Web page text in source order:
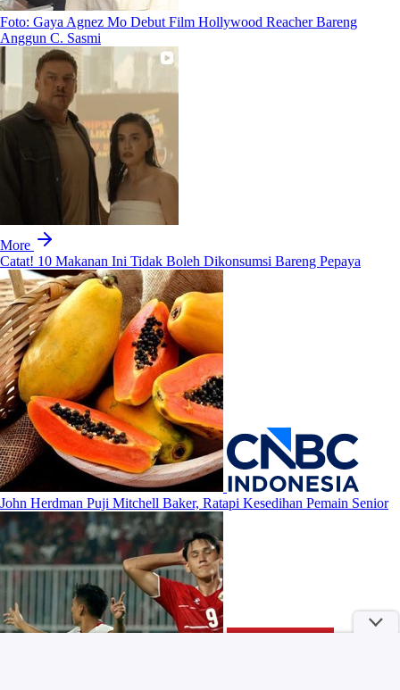
Foto: Gaya Agnez Mo Debut Film Hollywood Reacher Bareng
Anggun C. Sasmi
More
Catat! 10 Makanan Ini Tidak Boleh Dikonsumsi Bareng Pepaya
John Herdman Puji Mitchell Baker, Ratapi Kesedihan Pemain Senior